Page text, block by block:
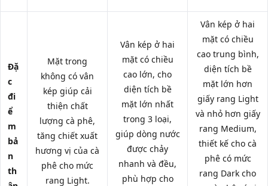
Đặ
c
đi
ể
m
bả
n
th
Mặt trong
không có vân
kép giúp cải
thiện chất
lượng cà phê,
tăng chiết xuất
hương vị của cà
phê cho mức
rang Light.
Vân kép ở hai
mặt có chiều
cao lớn, cho
diện tích bề
mặt lớn nhất
trong 3 loại,
giúp dòng nước
được chảy
nhanh và đều,
phù hợp cho
Vân kép ở hai
mặt có chiều
cao trung bình,
diện tích bề
mặt lớn hơn
giấy rang Light
và nhỏ hơn giấy
rang Medium,
thiết kế cho cà
phê có mức
rang Dark cho